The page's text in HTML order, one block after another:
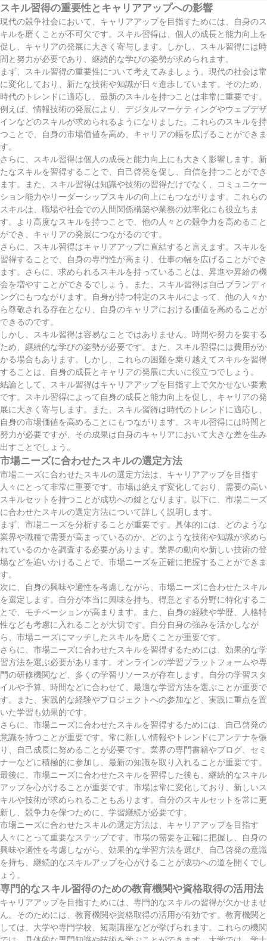
スキル習得の重要性とキャリアアップへの影響
現代の競争社会において、キャリアアップを目指すためには、自身のス
キルを磨くことが不可欠です。スキル習得は、個人の成長と能力向上を
促し、キャリアの発展に大きく寄与します。しかし、スキル習得には時
間と努力が必要であり、継続的な学びの姿勢が求められます。
まず、スキル習得の重要性について考えてみましょう。現代の社会は常
に変化しており、新たな技術や知識が日々進歩しています。そのため、
時代のトレンドに適応し、最新のスキルを持つことは非常に重要です。
例えば、情報技術の発展により、デジタルマーケティングやウェブデザ
インなどのスキルが求められるようになりました。これらのスキルを持
つことで、自身の市場価値を高め、キャリアの幅を広げることができま
す。
さらに、スキル習得は個人の成長と能力向上にも大きく影響します。新
たなスキルを習得することで、自己啓発を促し、自信を持つことができ
ます。また、スキル習得は知識や技術の習得だけでなく、コミュニケー
ション能力やリーダーシップスキルの向上にもつながります。これらの
スキルは、職場や社会での人間関係構築や業務の効率化にも役立ちま
す。より高度なスキルを持つことで、他の人々との競争力を高めること
ができ、キャリアの発展につながるのです。
さらに、スキル習得はキャリアアップに直結すると言えます。スキルを
習得することで、自身の専門性が高まり、仕事の幅を広げることができ
ます。さらに、求められるスキルを持っていることは、昇進や昇給の機
会を増やすことができるでしょう。また、スキル習得は自己ブランディ
ングにもつながります。自身が持つ特定のスキルによって、他の人々か
ら尊敬される存在となり、自身のキャリアにおける価値を高めることが
できるのです。
しかし、スキル習得は容易なことではありません。時間や努力を要する
ため、継続的な学びの姿勢が必要です。また、スキル習得には費用がか
かる場合もあります。しかし、これらの困難を乗り越えてスキルを習得
することは、自身の成長とキャリアの発展に大いに役立つでしょう。
結論として、スキル習得はキャリアアップを目指す上で欠かせない要素
です。スキル習得によって自身の成長と能力向上を促し、キャリアの発
展に大きく寄与します。また、スキル習得は時代のトレンドに適応し、
自身の市場価値を高めることにもつながります。スキル習得には時間と
努力が必要ですが、その成果は自身のキャリアにおいて大きな差を生み
出すことでしょう。
市場ニーズに合わせたスキルの選定方法
市場ニーズに合わせたスキルの選定方法は、キャリアアップを目指す
人々にとって非常に重要です。市場は絶えず変化しており、需要の高い
スキルセットを持つことが成功への鍵となります。以下に、市場ニーズ
に合わせたスキルの選定方法について詳しく説明します。
まず、市場ニーズを分析することが重要です。具体的には、どのような
業界や職種で需要が高まっているのか、どのような技術や知識が求めら
れているのかを調査する必要があります。業界の動向や新しい技術の登
場などを追いかけることで、市場ニーズを正確に把握することができま
す。
次に、自身の興味や適性を考慮しながら、市場ニーズに合わせたスキル
を選定します。自分が本当に興味を持ち、得意とする分野に特化するこ
とで、モチベーションが高まります。また、自身の経験や学歴、人格特
性なども考慮に入れることが大切です。自分自身の強みを活かしなが
ら、市場ニーズにマッチしたスキルを磨くことが重要です。
さらに、市場ニーズに合わせたスキルを習得するためには、効果的な学
習方法を選ぶ必要があります。オンラインの学習プラットフォームや専
門の研修機関など、多くの学習リソースが存在します。自分の学習スタ
イルや予算、時間などに合わせて、最適な学習方法を選ぶことが重要で
す。また、実践的な経験やプロジェクトへの参加など、実践に重点を置
いた学習も効果的です。
さらに、市場ニーズに合わせたスキルを習得するためには、自己啓発の
意識を持つことが重要です。常に新しい情報やトレンドにアンテナを張
り、自己成長に努めることが必要です。業界の専門書籍やブログ、セミ
ナーなどに積極的に参加し、最新の知識を取り入れることが重要です。
最後に、市場ニーズに合わせたスキルを習得した後も、継続的なスキル
アップを心がけることが重要です。市場は常に変化しており、新しいス
キルや技術が求められることもあります。自分のスキルセットを常に更
新し、競争力を保つために、学習継続が必要です。
市場ニーズに合わせたスキルの選定方法は、キャリアアップを目指す
人々にとって重要なステップです。市場の需要を正確に把握し、自身の
興味や適性を考慮しながら、効果的な学習方法を選び、自己啓発の意識
を持ち、継続的なスキルアップを心がけることが成功への道を開くでし
ょう。
専門的なスキル習得のための教育機関や資格取得の活用法
キャリアアップを目指すためには、専門的なスキルの習得が欠かせませ
ん。そのためには、教育機関や資格取得の活用が有効です。教育機関と
しては、大学や専門学校、短期講座などが挙げられます。これらの機関